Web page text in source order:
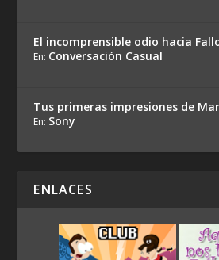
El incomprensible odio hacia
En: Conversación Casual
Tus primeras impresiones de
En: Sony
ENLACES